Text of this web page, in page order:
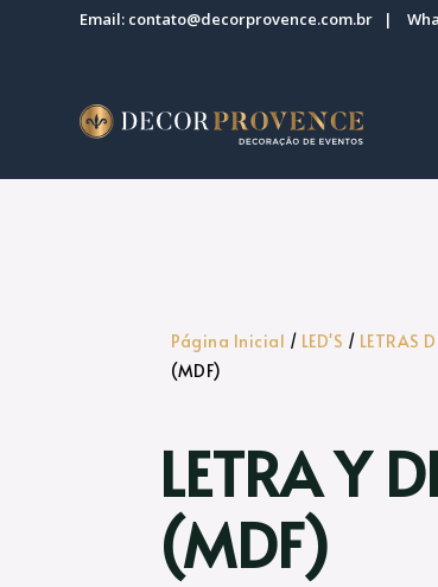
Email: contato@decorprovence.com.br |
Página Inicial / LED'S / LETRAS
(MDF)
LETRA Y
(MDF)